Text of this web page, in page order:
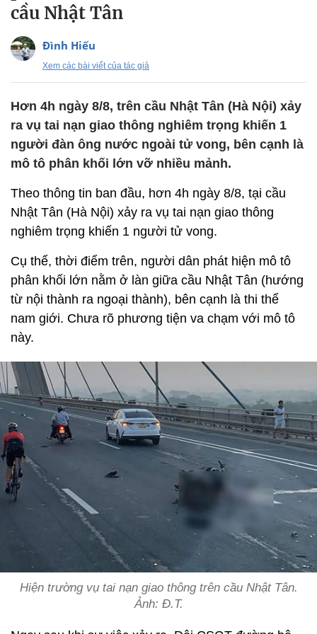
cầu Nhật Tân
Đình Hiếu
Xem các bài viết của tác giả
Hơn 4h ngày 8/8, trên cầu Nhật Tân (Hà Nội) xảy
ra vụ tai nạn giao thông nghiêm trọng khiến 1
người đàn ông nước ngoài tử vong, bên cạnh là
mô tô phân khối lớn vỡ nhiều mảnh.
Theo thông tin ban đầu, hơn 4h ngày 8/8, tại cầu
Nhật Tân (Hà Nội) xảy ra vụ tai nạn giao thông
nghiêm trọng khiến 1 người tử vong.
Cụ thể, thời điểm trên, người dân phát hiện mô tô
phân khối lớn nằm ở làn giữa cầu Nhật Tân (hướng
từ nội thành ra ngoại thành), bên cạnh là thi thể
nam giới. Chưa rõ phương tiện va chạm với mô tô
này.
Hiện trường vụ tai nạn giao thông trên cầu Nhật Tân.
Ảnh: Đ.T.